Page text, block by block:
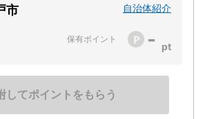
市 自治体紹介
保有ポイント -
してポイントをもらう